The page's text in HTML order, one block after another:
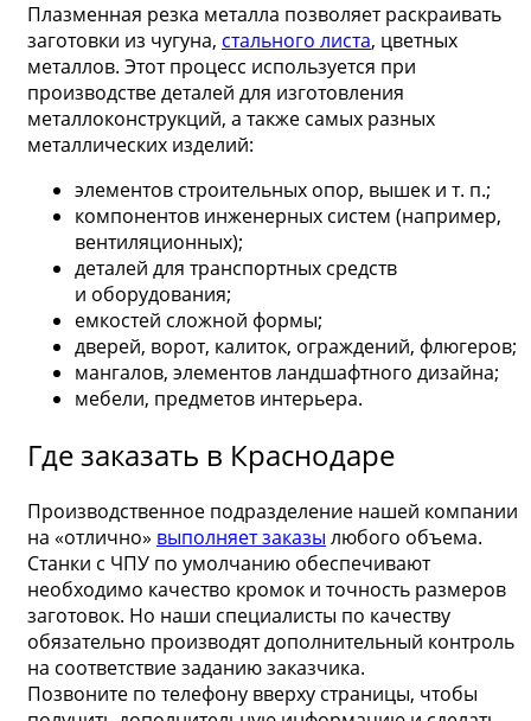
Плазменная резка металла позволяет раскраивать
заготовки из чугуна, стального листа, цветных
металлов. Этот процесс используется при
производстве деталей для изготовления
металлоконструкций, а также самых разных
металлических изделий:
элементов строительных опор, вышек и т. п.;
компонентов инженерных систем (например,
вентиляционных);
деталей для транспортных средств
и оборудования;
емкостей сложной формы;
дверей, ворот, калиток, ограждений, флюгеров;
мангалов, элементов ландшафтного дизайна;
мебели, предметов интерьера.
Где заказать в Краснодаре
Производственное подразделение нашей компании
на «отлично» выполняет заказы любого объема.
Станки с ЧПУ по умолчанию обеспечивают
необходимо качество кромок и точность размеров
заготовок. Но наши специалисты по качеству
обязательно производят дополнительный контроль
на соответствие заданию заказчика.
Позвоните по телефону вверху страницы, чтобы